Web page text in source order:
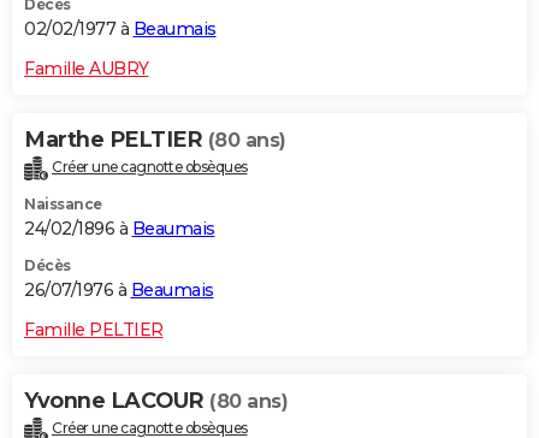
Décès
02/02/1977 à Beaumais
Famille AUBRY
Marthe PELTIER (80 ans)
Créer une cagnotte obsèques
Naissance
24/02/1896 à Beaumais
Décès
26/07/1976 à Beaumais
Famille PELTIER
Yvonne LACOUR (80 ans)
Créer une cagnotte obsèques